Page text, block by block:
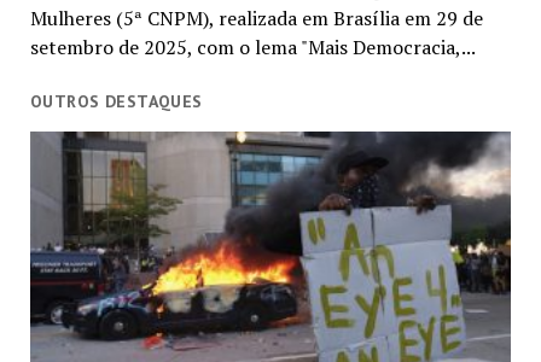
Mulheres (5ª CNPM), realizada em Brasília em 29 de
setembro de 2025, com o lema "Mais Democracia,...
OUTROS DESTAQUES